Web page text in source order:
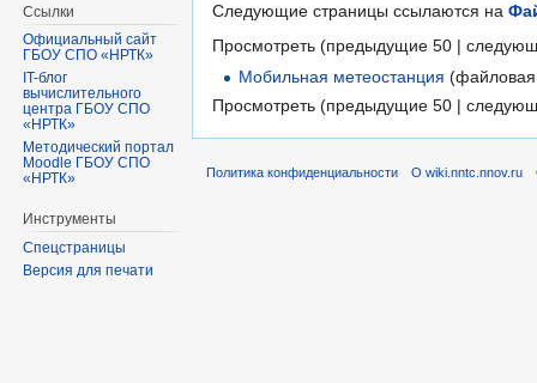
Следующие страницы ссылаются на
Просмотреть (предыдущие 50 |
Мобильная метеостанция
Просмотреть (предыдущие 50 |
Ссылки
Официальный сайт
ГБОУ СПО «НРТК»
IT-блог
вычислительного
центра ГБОУ СПО
«НРТК»
Методический портал
Moodle ГБОУ СПО
«НРТК»
Инструменты
Спецстраницы
Версия для печати
Политика конфиденциальности О wiki.nntc.nnov.ru